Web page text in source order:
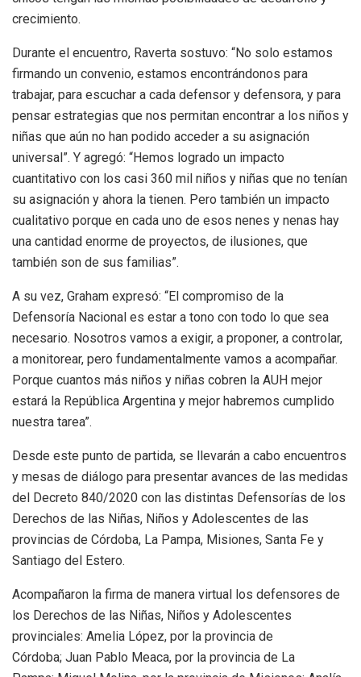
crecimiento.
Durante el encuentro, Raverta sostuvo: “No solo estamos
firmando un convenio, estamos encontrándonos para
trabajar, para escuchar a cada defensor y defensora, y para
pensar estrategias que nos permitan encontrar a los niños y
niñas que aún no han podido acceder a su asignación
universal”. Y agregó: “Hemos logrado un impacto
cuantitativo con los casi 360 mil niños y niñas que no tenían
su asignación y ahora la tienen. Pero también un impacto
cualitativo porque en cada uno de esos nenes y nenas hay
una cantidad enorme de proyectos, de ilusiones, que
también son de sus familias”.
A su vez, Graham expresó: “El compromiso de la
Defensoría Nacional es estar a tono con todo lo que sea
necesario. Nosotros vamos a exigir, a proponer, a controlar,
a monitorear, pero fundamentalmente vamos a acompañar.
Porque cuantos más niños y niñas cobren la AUH mejor
estará la República Argentina y mejor habremos cumplido
nuestra tarea”.
Desde este punto de partida, se llevarán a cabo encuentros
y mesas de diálogo para presentar avances de las medidas
del Decreto 840/2020 con las distintas Defensorías de los
Derechos de las Niñas, Niños y Adolescentes de las
provincias de Córdoba, La Pampa, Misiones, Santa Fe y
Santiago del Estero.
Acompañaron la firma de manera virtual los defensores de
los Derechos de las Niñas, Niños y Adolescentes
provinciales: Amelia López, por la provincia de
Córdoba; Juan Pablo Meaca, por la provincia de La